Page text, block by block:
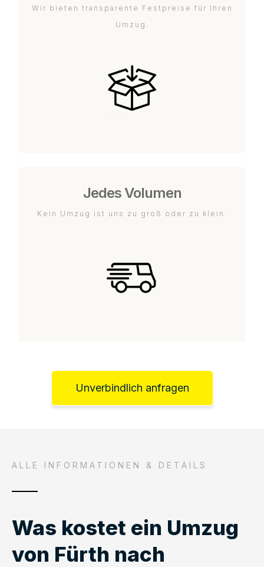
Wir bieten transparente Festpreise für Ihren
Umzug.
Jedes Volumen
Kein Umzug ist uns zu groß oder zu klein.
Unverbindlich anfragen
ALLE INFORMATIONEN & DETAILS
Was kostet ein Umzug
von Fürth nach